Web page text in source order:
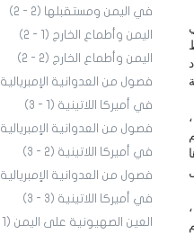
في اليمن ومستقبلها (2 - 2)
اليمن وأطماع الخارج (1 - 2)
اليمن وأطماع الخارج (2 - 2)
فصول من العدوانية الإمبريالية
في أميركا اللاتينية (1 - 3)
فصول من العدوانية الإمبريالية
في أميركا اللاتينية (2 - 3)
فصول من العدوانية الإمبريالية
في أميركا اللاتينية (3 - 3)